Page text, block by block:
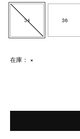
34 36
在庫： ×